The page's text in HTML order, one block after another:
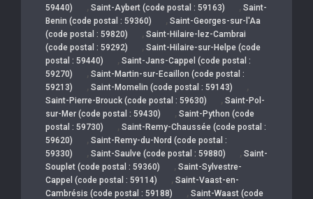
59440)
, Saint-Aybert (code postal : 59163) , Saint-
Benin (code postal : 59360)
, Saint-Georges-sur-l'Aa
(code postal : 59820)
, Saint-Hilaire-lez-Cambrai
(code postal : 59292)
, Saint-Hilaire-sur-Helpe (code
postal : 59440)
, Saint-Jans-Cappel (code postal :
59270)
, Saint-Martin-sur-Ecaillon (code postal :
59213)
, Saint-Momelin (code postal : 59143) ,
Saint-Pierre-Brouck (code postal : 59630) , Saint-Pol-
sur-Mer (code postal : 59430)
, Saint-Python (code
postal : 59730)
, Saint-Remy-Chaussée (code postal :
59620)
, Saint-Remy-du-Nord (code postal :
59330)
, Saint-Saulve (code postal : 59880) , Saint-
Souplet (code postal : 59360)
, Saint-Sylvestre-
Cappel (code postal : 59114)
, Saint-Vaast-en-
Cambrésis (code postal : 59188)
, Saint-Waast (code